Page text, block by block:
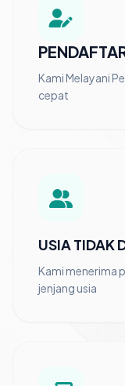
Kami Melayani
cepat
USIA TIDAK
Kami menerima
jenjang usia